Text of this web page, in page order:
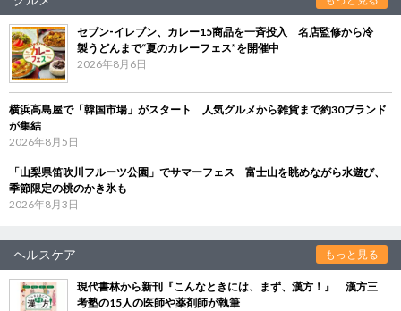
セブン‐イレブン、カレー15商品を一斉投入 名店監修から冷
製うどんまで“夏のカレーフェス”を開催中
2026年8月6日
横浜高島屋で「韓国市場」がスタート 人気グルメから雑貨まで約30ブランド
が集結
2026年8月5日
「山梨県笛吹川フルーツ公園」でサマーフェス 富士山を眺めながら水遊び、
季節限定の桃のかき氷も
2026年8月3日
ヘルスケア もっと見る
現代書林から新刊『こんなときには、まず、漢方！』 漢方三
考塾の15人の医師や薬剤師が執筆